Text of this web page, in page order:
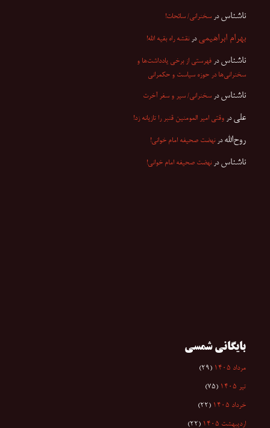
ناشناس در سخنرانی/ سائحات!
بهرام ابراهیمی درنقشه راه بقیه الله!
ناشناس در فهرستی از برخی یادداشت‌ها و
سخنرانی‌ها در حوزه سیاست و حکمرانی
ناشناس در سخنرانی/ سیر و سفر آخرت
علی در وقتی امیر المومنین قنبر را تازیانه زد!
روح‌الله درنهضت صحیفه امام خوانی!
ناشناس درنهضت صحیفه امام خوانی!
بایگانی شمسی
مرداد ۱۴۰۵ (۲۹)
تیر ۱۴۰۵ (۷۵)
خرداد ۱۴۰۵ (۲۲)
اردیبهشت ۱۴۰۵ (۲۲)